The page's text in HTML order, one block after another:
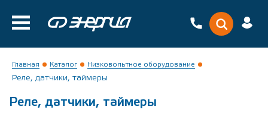
Главная Каталог Низковольтное оборудование
Реле, датчики, таймеры
Реле, датчики, таймеры